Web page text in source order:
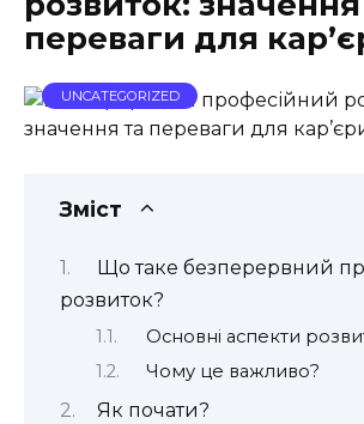
переваги для
UNCATEGORIZED
Зміст
Що таке безперервний
розвиток?
Основні аспекти
Чому це важливо?
Як почати?